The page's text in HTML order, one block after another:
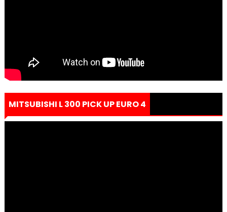
MITSUBISHI L 300 PICK UP EURO 4